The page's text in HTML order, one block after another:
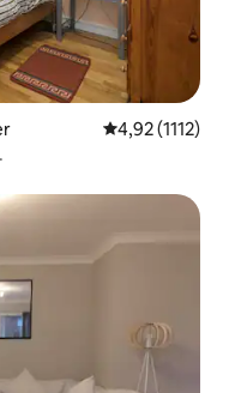
5 üzerinden
4,92 (1112)